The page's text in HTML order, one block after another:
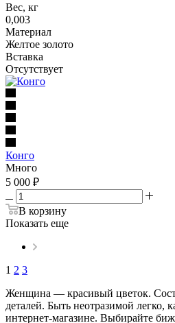
Вес, кг
0,003
Материал
Желтое золото
Вставка
Отсутствует
Конго
Много
5 000 ₽
В корзину
Показать еще
1 2 3
Женщина — красивый цветок.
деталей. Быть неотразимой легко,
интернет-магазине. Выбирайте